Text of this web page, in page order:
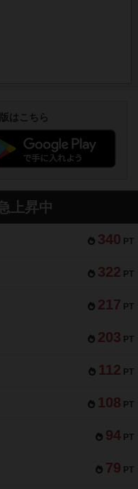
はこちら
上昇中
340 PT
322 PT
217 PT
203 PT
112 PT
108 PT
94 PT
79 PT